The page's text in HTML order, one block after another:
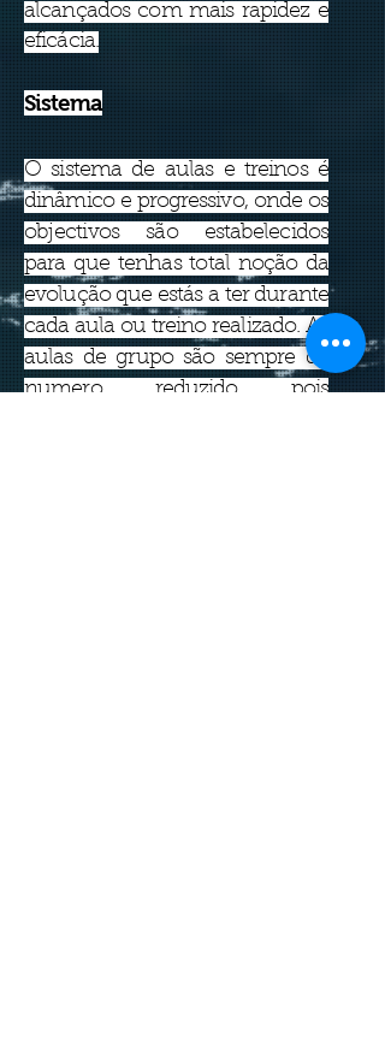
alcançados com mais rapidez e
eficácia.
Sistema​​
O sistema de aulas e treinos é
dinâmico e progressivo, onde os
objectivossão estabelecidos
para que tenhas total noção da
evolução que estás a ter durante
cada aula ou treino realizado. As
aulas de grupo são sempre de
numero reduzido pois